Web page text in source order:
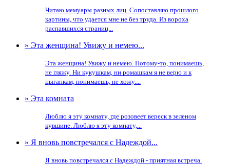
Читаю мемуары разных лиц. Сопоставляю прошлого
картины, что удается мне не без труда. Из вороха
распавшихся страниц...
» Эта женщина! Увижу и немею...
Эта женщина! Увижу и немею. Потому-то, понимаешь,
не гляжу. Ни кукушкам, ни ромашкам я не верю и к
цыганкам, понимаешь, не хожу....
» Эта комната
Люблю я эту комнату, где розовеет вереск в зеленом
кувшине. Люблю я эту комнату,...
» Я вновь повстречался с Надеждой...
Я вновь повстречался с Надеждой - приятная встреча.